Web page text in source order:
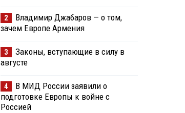
2
Владимир Джабаров — о том,
зачем Европе Армения
3
Законы, вступающие в силу в
августе
4
В МИД России заявили о
подготовке Европы к войне с
Россией